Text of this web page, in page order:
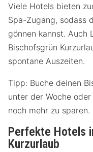
Viele Hotels bieten
Spa-Zugang, sodass
gönnen kannst. Auch
Bischofsgrün
spontane Auszeiten.
Tipp: Buche deinen
unter der Woche
noch mehr zu sparen.
Perfekte Hotels
Kurzurlaub